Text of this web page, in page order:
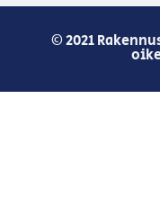
© 2021